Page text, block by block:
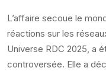
L’affaire secoue le
réactions sur les
Universe RDC 2025, a
controversée. Elle a